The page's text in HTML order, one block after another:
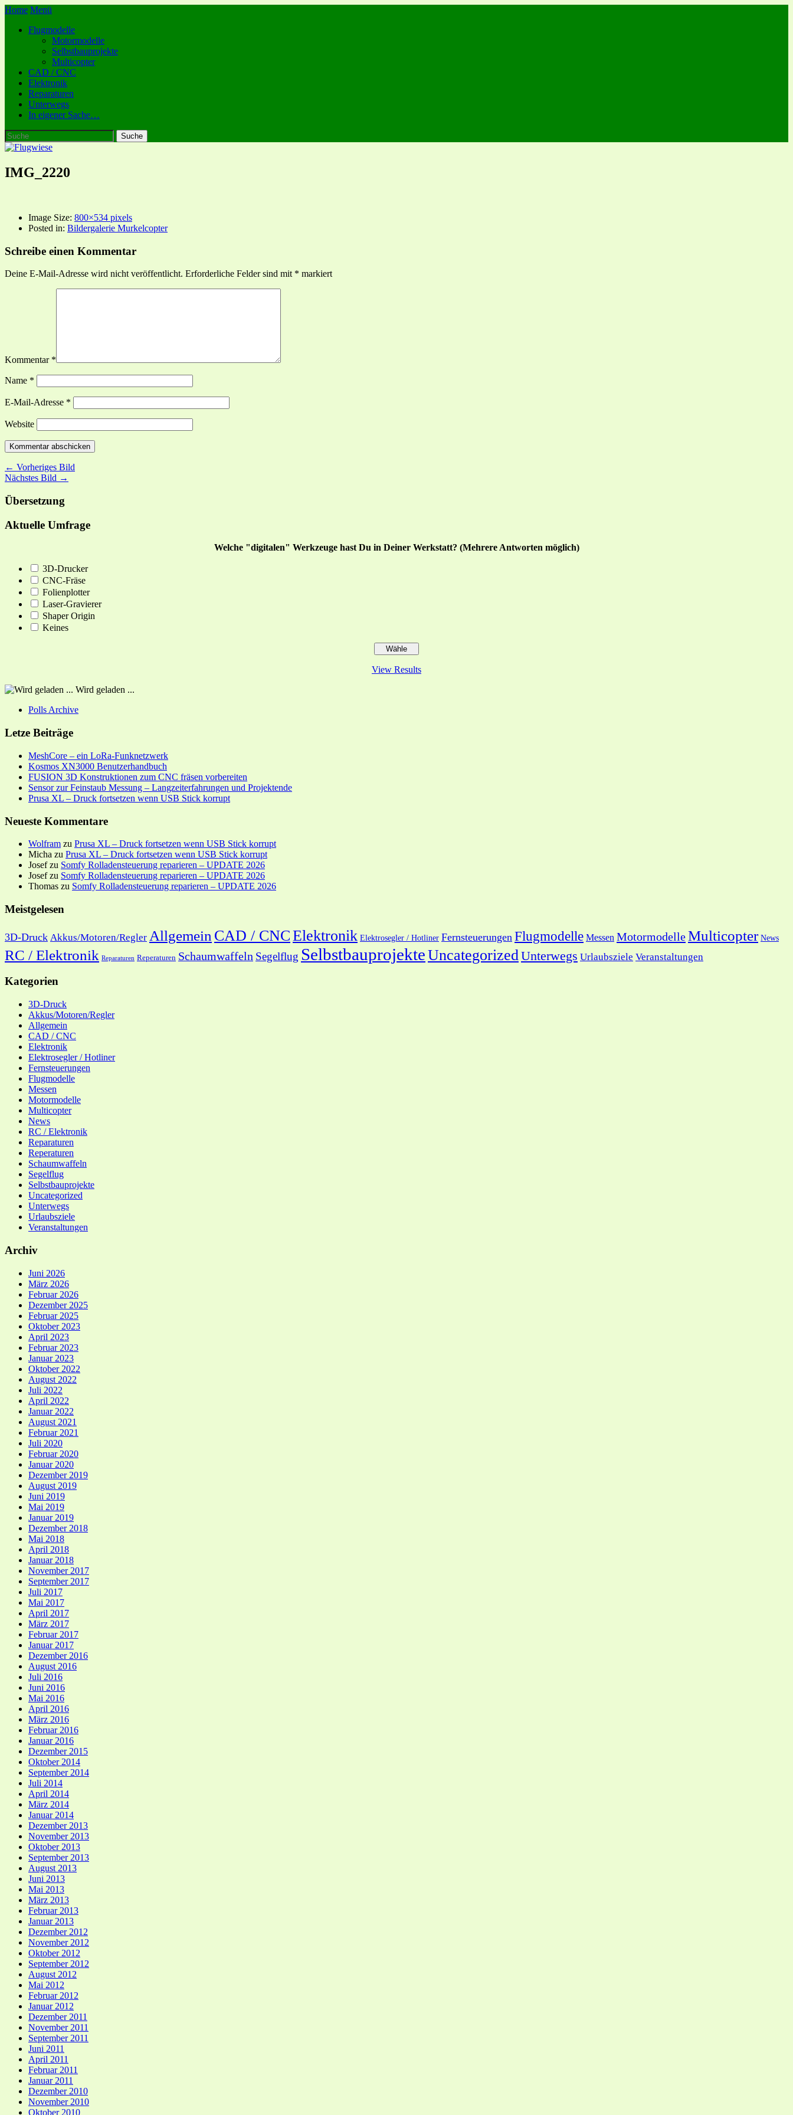
Home Menü
Flugmodelle
Motormodelle
Selbstbauprojekte
Multicopter
CAD / CNC
Elektronik
Reparaturen
Unterwegs
In eigener Sache…
IMG_2220
Image Size: 800×534 pixels
Posted in: Bildergalerie Murkelcopter
Schreibe einen Kommentar
Deine E-Mail-Adresse wird nicht veröffentlicht. Erforderliche Felder sind mit * markiert
Kommentar *
Name *
E-Mail-Adresse *
Website
← Vorheriges Bild
Nächstes Bild →
Übersetzung
Aktuelle Umfrage
Welche "digitalen" Werkzeuge hast Du in Deiner Werkstatt? (Mehrere Antworten möglich)
3D-Drucker
CNC-Fräse
Folienplotter
Laser-Gravierer
Shaper Origin
Keines
View Results
Wird geladen ...
Polls Archive
Letze Beiträge
MeshCore – ein LoRa-Funknetzwerk
Kosmos XN3000 Benutzerhandbuch
FUSION 3D Konstruktionen zum CNC fräsen vorbereiten
Sensor zur Feinstaub Messung – Langzeiterfahrungen und Projektende
Prusa XL – Druck fortsetzen wenn USB Stick korrupt
Neueste Kommentare
Wolfram zu Prusa XL – Druck fortsetzen wenn USB Stick korrupt
Micha zu Prusa XL – Druck fortsetzen wenn USB Stick korrupt
Josefzu Somfy Rolladensteuerung reparieren – UPDATE 2026
Josefzu Somfy Rolladensteuerung reparieren – UPDATE 2026
Thomas zu Somfy Rolladensteuerung reparieren – UPDATE 2026
Meistgelesen
3D-Druck Akkus/Motoren/Regler Allgemein CAD / CNCElektronik Elektrosegler / Hotliner Fernsteuerungen Flugmodelle Messen MotormodelleMulticopter News
RC / Elektronik Reparaturen Reperaturen Schaumwaffeln Segelflug SelbstbauprojekteUncategorized Unterwegs Urlaubsziele Veranstaltungen
Kategorien
3D-Druck
Akkus/Motoren/Regler
Allgemein
CAD / CNC
Elektronik
Elektrosegler / Hotliner
Fernsteuerungen
Flugmodelle
Messen
Motormodelle
Multicopter
News
RC / Elektronik
Reparaturen
Reperaturen
Schaumwaffeln
Segelflug
Selbstbauprojekte
Uncategorized
Unterwegs
Urlaubsziele
Veranstaltungen
Archiv
Juni 2026
März 2026
Februar 2026
Dezember 2025
Februar 2025
Oktober 2023
April 2023
Februar 2023
Januar 2023
Oktober 2022
August 2022
Juli 2022
April 2022
Januar 2022
August 2021
Februar 2021
Juli 2020
Februar 2020
Januar 2020
Dezember 2019
August 2019
Juni 2019
Mai 2019
Januar 2019
Dezember 2018
Mai 2018
April 2018
Januar 2018
November 2017
September 2017
Juli 2017
Mai 2017
April 2017
März 2017
Februar 2017
Januar 2017
Dezember 2016
August 2016
Juli 2016
Juni 2016
Mai 2016
April 2016
März 2016
Februar 2016
Januar 2016
Dezember 2015
Oktober 2014
September 2014
Juli 2014
April 2014
März 2014
Januar 2014
Dezember 2013
November 2013
Oktober 2013
September 2013
August 2013
Juni 2013
Mai 2013
März 2013
Februar 2013
Januar 2013
Dezember 2012
November 2012
Oktober 2012
September 2012
August 2012
Mai 2012
Februar 2012
Januar 2012
Dezember 2011
November 2011
September 2011
Juni 2011
April 2011
Februar 2011
Januar 2011
Dezember 2010
November 2010
Oktober 2010